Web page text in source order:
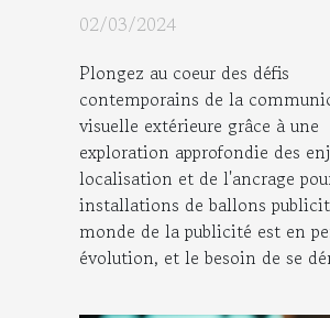
installations de
02/03/2024
Plongez au coeur des défis
contemporains de la
visuelle extérieure grâce à une
exploration approfondie des
localisation et de l'ancrage
installations de ballons
monde de la publicité est en
évolution, et le besoin de se